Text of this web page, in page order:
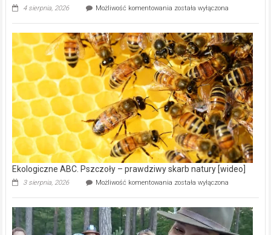
4 sierpnia, 2026 Możliwość komentowania Ekologiczne
Wręczyca
Wielka
z
dofinansowaniem
ponad
15,6
mln
na
modernizację
oczyszczalni
ścieków
[wideo]
została wyłączona
Ekologiczne ABC. Pszczoły – prawdziwy skarb natury [wideo]
3 sierpnia, 2026 Możliwość komentowania Ekologiczne
–
prawdziwy
skarb
została wyłączona